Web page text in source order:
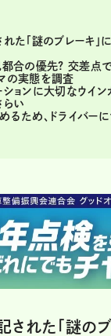
れた「謎のブレーキ」
都合の優先? 交差点
の実態を調査
ョンに大切なウイン
らい
るため、ドライバー
された「謎の